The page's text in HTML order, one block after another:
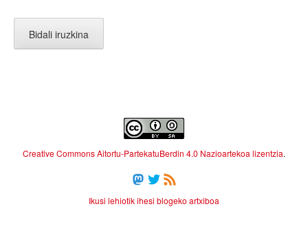
Creative Commons Aitortu-PartekatuBerdin 4.0 Nazioartekoa lizentzia.
Ikusi lehiotik ihesi blogeko artxiboa